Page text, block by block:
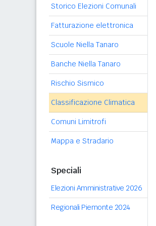
Storico Elezioni Comunali
Fatturazione elettronica
Scuole Niella Tanaro
Banche Niella Tanaro
Rischio Sismico
Classificazione Climatica
Comuni Limitrofi
Mappa e Stradario
Speciali
Elezioni Amministrative 2026
Regionali Piemonte 2024